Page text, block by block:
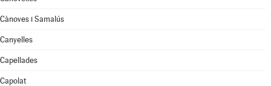
Cànoves i Samalús
Canyelles
Capellades
Capolat